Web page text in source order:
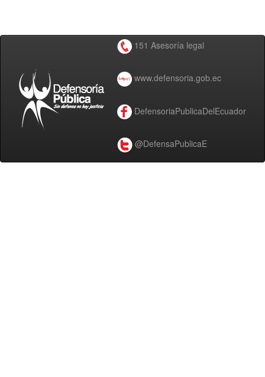
151 Asesoría legal
www.defensoria.gob.ec
DefensoriaPublicaDelEcuador
@DefensaPublicaE